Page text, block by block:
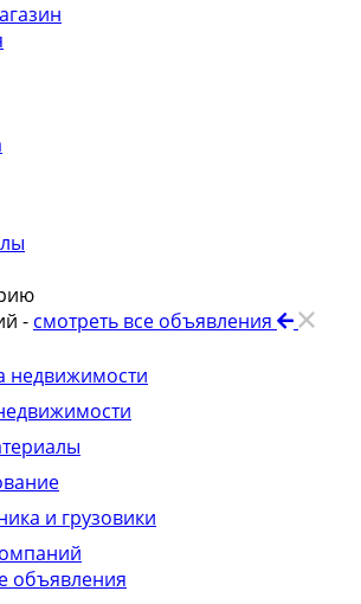
- смотреть все объявления
недвижимости
и грузовики
объявления